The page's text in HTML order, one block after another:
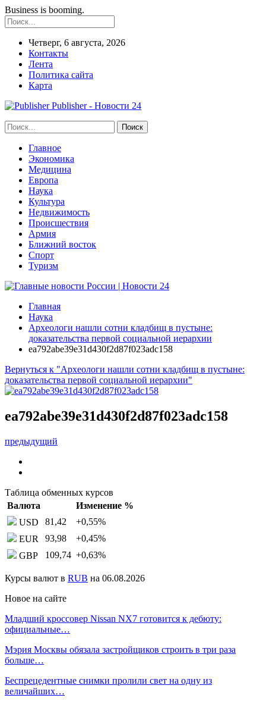
Business is booming.
Четверг, 6 августа, 2026
Контакты
Лента
Политика сайта
Карта
Publisher - Новости 24
Главное
Экономика
Медицина
Европа
Наука
Культура
Недвижимость
Происшествия
Армия
Ближний восток
Спорт
Туризм
Главная
Наука
Археологи нашли сотни кладбищ в пустыне:
доказательства первой социальной иерархии
ea792abe39e31d430f2d87f023adc158
Вернуться к "Археологи нашли сотни кладбищ в пустыне:
доказательства первой социальной иерархии"
ea792abe39e31d430f2d87f023adc158
предыдущий
Таблица обменных курсов
Валюта
Изменение %
USD
81,42 +0,55%
EUR
93,98 +0,45%
GBP
109,74 +0,63%
Курсы валют в RUB на 06.08.2026
Новое на сайте
Младший кроссовер Nissan NX7 готовится к дебюту:
официальные…
Мэрия Москвы обязала застройщиков строить в три раза
больше…
Беспрецедентные снимки пролили свет на одну из
величайших…